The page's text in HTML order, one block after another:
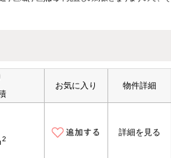
お気に入り 物件詳細
2
詳細を見る